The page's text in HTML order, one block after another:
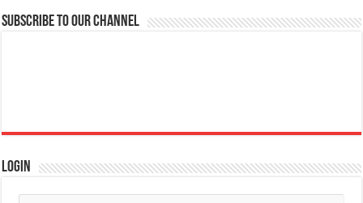
Subscribe to our Channel
Login